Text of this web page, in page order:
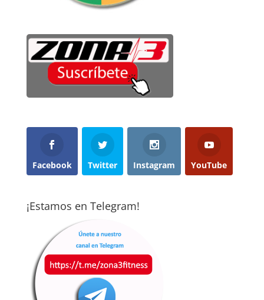
Facebook Twitter Instagram YouTube
¡Estamos en Telegram!